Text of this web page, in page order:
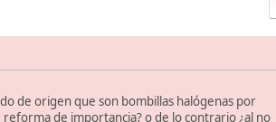
de origen que son bombillas halógenas por
de importancia? o de lo contrario ¿al no